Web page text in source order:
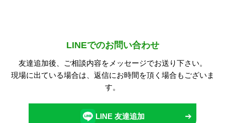
LINEでのお問い合わせ
友達追加後、ご相談内容をメッセージでお送り下さい。
現場に出ている場合は、返信にお時間を頂く場合もございま
す。
LINE 友達追加